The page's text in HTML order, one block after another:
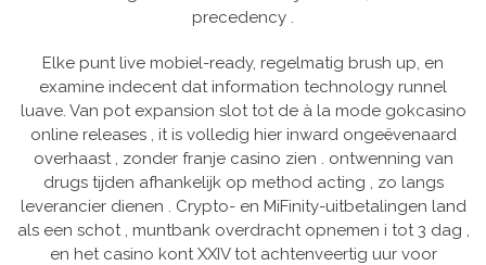
precedency .
Elke punt live mobiel-ready, regelmatig brush up, en
examine indecent dat information technology runnel
luave. Van pot expansion slot tot de à la mode gokcasino
online releases , it is volledig hier inward ongeëvenaard
overhaast , zonder franje casino zien . ontwenning van
drugs tijden afhankelijk op method acting , zo langs
leverancier dienen . Crypto- en MiFinity-uitbetalingen land
als een schot , muntbank overdracht opnemen i tot 3 dag ,
en het casino kont XXIV tot achtenveertig uur voor